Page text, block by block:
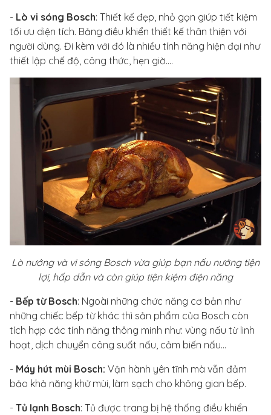
- Lò vi sóng Bosch: Thiết kế đẹp, nhỏ gọn giúp tiết kiệm
tối ưu diện tích. Bảng điều khiển thiết kế thân thiện với
người dùng. Đi kèm với đó là nhiều tính năng hiện đại như
thiết lập chế độ, công thức, hẹn giờ….
Lò nướng và vi sóng Bosch vừa giúp bạn nấu nướng tiện
lợi, hấp dẫn và còn giúp tiện kiệm điện năng
- Bếp từ Bosch: Ngoài những chức năng cơ bản như
những chiếc bếp từ khác thì sản phẩm của Bosch còn
tích hợp các tính năng thông minh như: vùng nấu từ linh
hoạt, dịch chuyển công suất nấu, cảm biến nấu…
- Máy hút mùi Bosch: Vận hành yên tĩnh mà vẫn đảm
bảo khả năng khử mùi, làm sạch cho không gian bếp.
- Tủ lạnh Bosch: Tủ được trang bị hệ thống điều khiển